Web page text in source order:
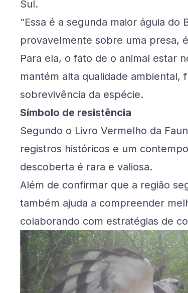
Sul.
“Essa é a segunda maior águia
provavelmente sobre uma presa,
Para ela, o fato de o animal estar
mantém alta qualidade ambiental,
sobrevivência da espécie.
Símbolo de resistência
Segundo o Livro Vermelho da
registros históricos e um
descoberta é rara e valiosa.
Além de confirmar que a região
também ajuda a compreender
colaborando com estratégias de